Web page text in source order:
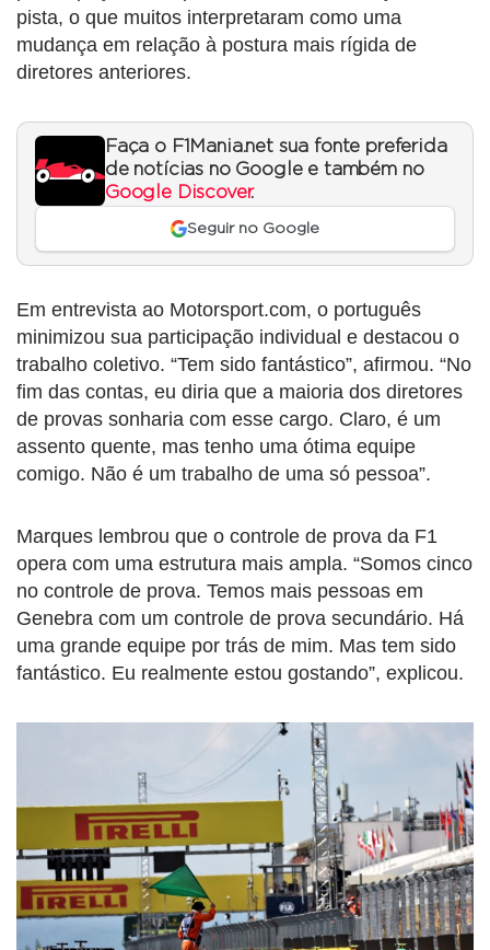
pista, o que muitos interpretaram como uma
mudança em relação à postura mais rígida de
diretores anteriores.
Faça o F1Mania.net sua fonte preferida
de notícias no Google e também no
Google Discover.
Seguir no Google
Em entrevista ao Motorsport.com, o português
minimizou sua participação individual e destacou o
trabalho coletivo. “Tem sido fantástico”, afirmou. “No
fim das contas, eu diria que a maioria dos diretores
de provas sonharia com esse cargo. Claro, é um
assento quente, mas tenho uma ótima equipe
comigo. Não é um trabalho de uma só pessoa”.
Marques lembrou que o controle de prova da F1
opera com uma estrutura mais ampla. “Somos cinco
no controle de prova. Temos mais pessoas em
Genebra com um controle de prova secundário. Há
uma grande equipe por trás de mim. Mas tem sido
fantástico. Eu realmente estou gostando”, explicou.